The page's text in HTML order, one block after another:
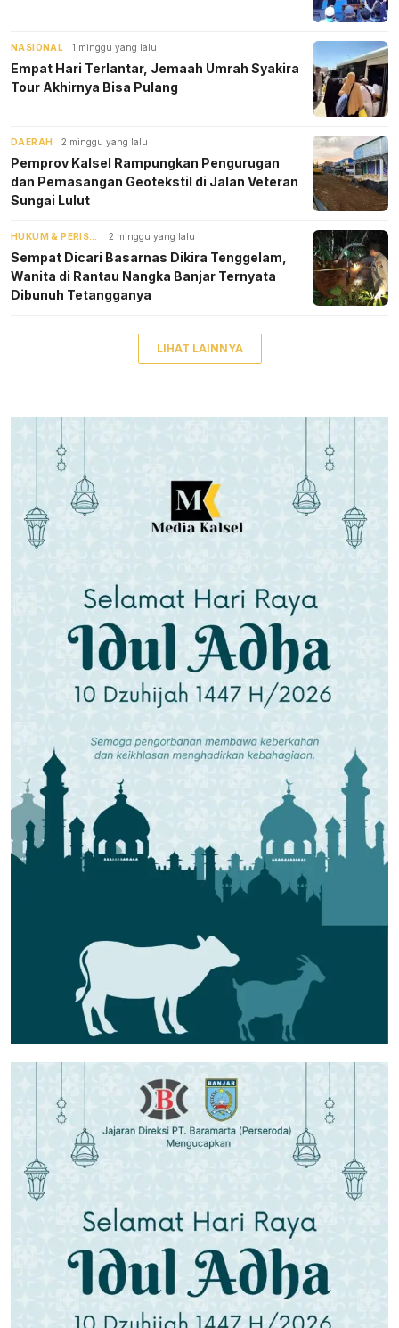
NASIONAL 1 minggu yang lalu
Empat Hari Terlantar, Jemaah Umrah Syakira
Tour Akhirnya Bisa Pulang
DAERAH 2 minggu yang lalu
Pemprov Kalsel Rampungkan Pengurugan
dan Pemasangan Geotekstil di Jalan Veteran
Sungai Lulut
HUKUM & PERISTIWA 2 minggu yang lalu
Sempat Dicari Basarnas Dikira Tenggelam,
Wanita di Rantau Nangka Banjar Ternyata
Dibunuh Tetangganya
LIHAT LAINNYA